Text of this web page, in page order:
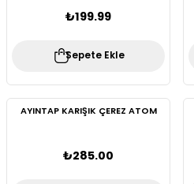
₺199.99
Sepete Ekle
AYINTAP KARIŞIK ÇEREZ ATOM
₺285.00